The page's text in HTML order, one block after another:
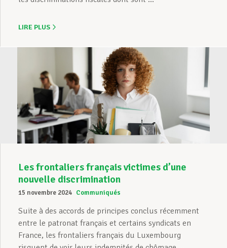
LIRE PLUS
Les frontaliers français victimes d’une
nouvelle discrimination
15 novembre 2024 Communiqués
Suite à des accords de principes conclus récemment
entre le patronat français et certains syndicats en
France, les frontaliers français du Luxembourg